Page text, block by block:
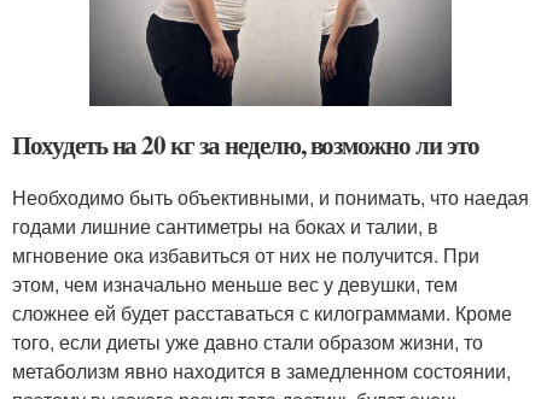
Похудеть на 20 кг за неделю, возможно ли это
Необходимо быть объективными, и понимать, что наедая
годами лишние сантиметры на боках и талии, в
мгновение ока избавиться от них не получится. При
этом, чем изначально меньше вес у девушки, тем
сложнее ей будет расставаться с килограммами. Кроме
того, если диеты уже давно стали образом жизни, то
метаболизм явно находится в замедленном состоянии,